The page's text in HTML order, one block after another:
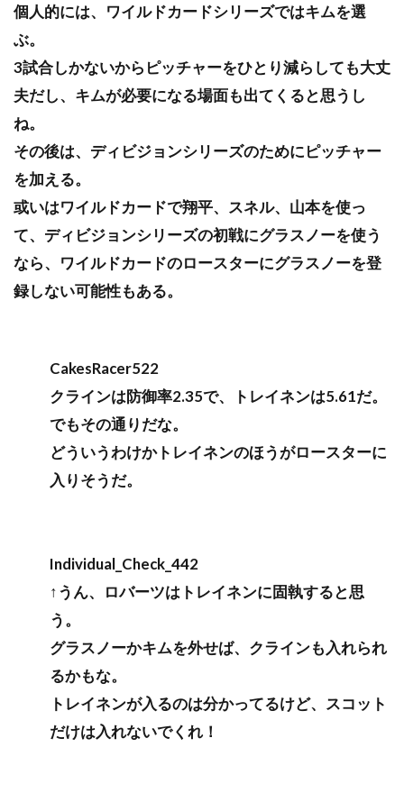
個人的には、ワイルドカードシリーズではキムを選
ぶ。
3試合しかないからピッチャーをひとり減らしても大丈
夫だし、キムが必要になる場面も出てくると思うし
ね。
その後は、ディビジョンシリーズのためにピッチャー
を加える。
或いはワイルドカードで翔平、スネル、山本を使っ
て、ディビジョンシリーズの初戦にグラスノーを使う
なら、ワイルドカードのロースターにグラスノーを登
録しない可能性もある。
CakesRacer522
クラインは防御率2.35で、トレイネンは5.61だ。
でもその通りだな。
どういうわけかトレイネンのほうがロースターに
入りそうだ。
Individual_Check_442
↑うん、ロバーツはトレイネンに固執すると思
う。
グラスノーかキムを外せば、クラインも入れられ
るかもな。
トレイネンが入るのは分かってるけど、スコット
だけは入れないでくれ！